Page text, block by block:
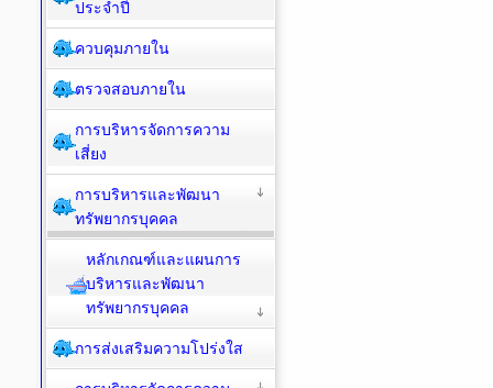
ประจำปี
ควบคุมภายใน
ตรวจสอบภายใน
การบริหารจัดการความ
เสี่ยง
การบริหารและพัฒนา
ทรัพยากรบุคคล
หลักเกณฑ์และแผนการ
บริหารและพัฒนา
ทรัพยากรบุคคล
การส่งเสริมความโปร่งใส